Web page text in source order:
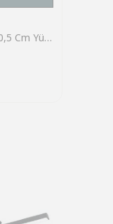
Eglo 901112 "FIORANA" 140,5 Cm Yüksekliğinde Çelik Köşe Lambası Lambader